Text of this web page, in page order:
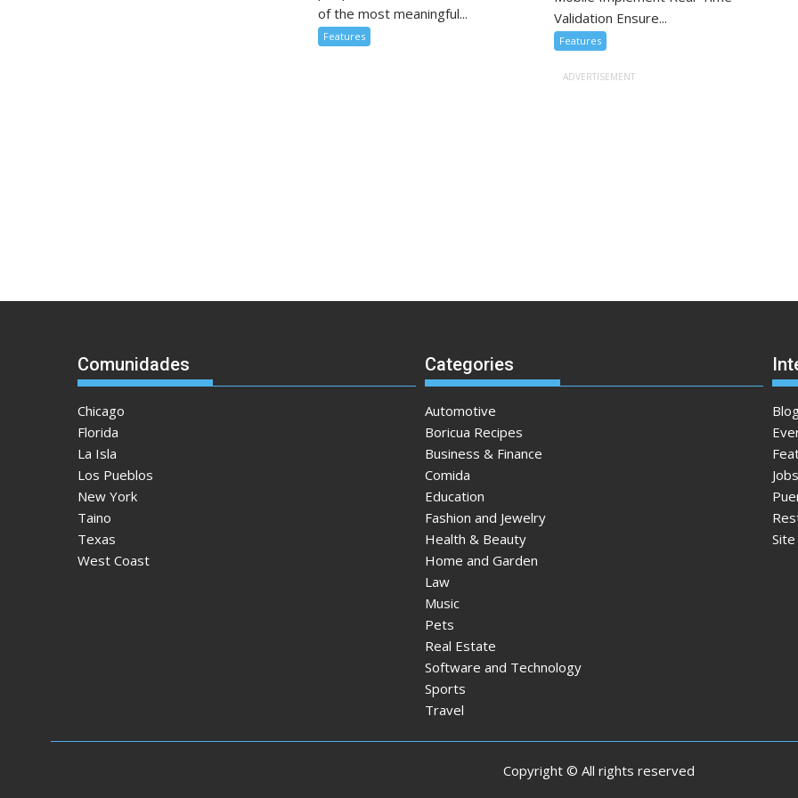
of the most meaningful...
Features
Validation Ensure...
Features
Comunidades
Chicago
Florida
La Isla
Los Pueblos
New York
Taino
Texas
West Coast
Categories
Automotive
Boricua Recipes
Business & Finance
Comida
Education
Fashion and Jewelry
Health & Beauty
Home and Garden
Law
Music
Pets
Real Estate
Software and Technology
Sports
Travel
Copyright © All rights reserved